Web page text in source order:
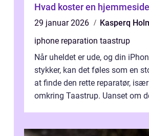
Hvad koster en
29 januar 2026
Kasperq
iphone reparation taastrup
Når uheldet er ude, og din
stykker, kan det føles som en
at finde den rette reparatør,
omkring Taastrup. Uanset om